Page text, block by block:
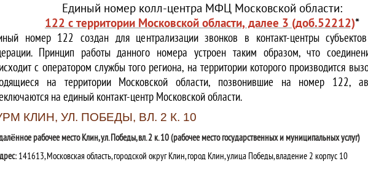
Единый номер колл-центра МФЦ Московской области:
122 с территории Московской области, далее 3 (доб.52212)*
номер 122 создан для централизации звонков в контакт-центры
Принцип работы данного номера устроен таким образом, что
с оператором службы того региона, на территории которого производится
на территории Московской области, позвонившие на номер 122,
на единый контакт-центр Московской области.
КЛИН, УЛ. ПОБЕДЫ, ВЛ. 2 К. 10
рабочее место Клин, ул. Победы, вл. 2 к. 10 (рабочее место государственных и муниципальных услуг)
141613, Московская область, городской округ Клин, город Клин, улица Победы, владение 2 корпус 10